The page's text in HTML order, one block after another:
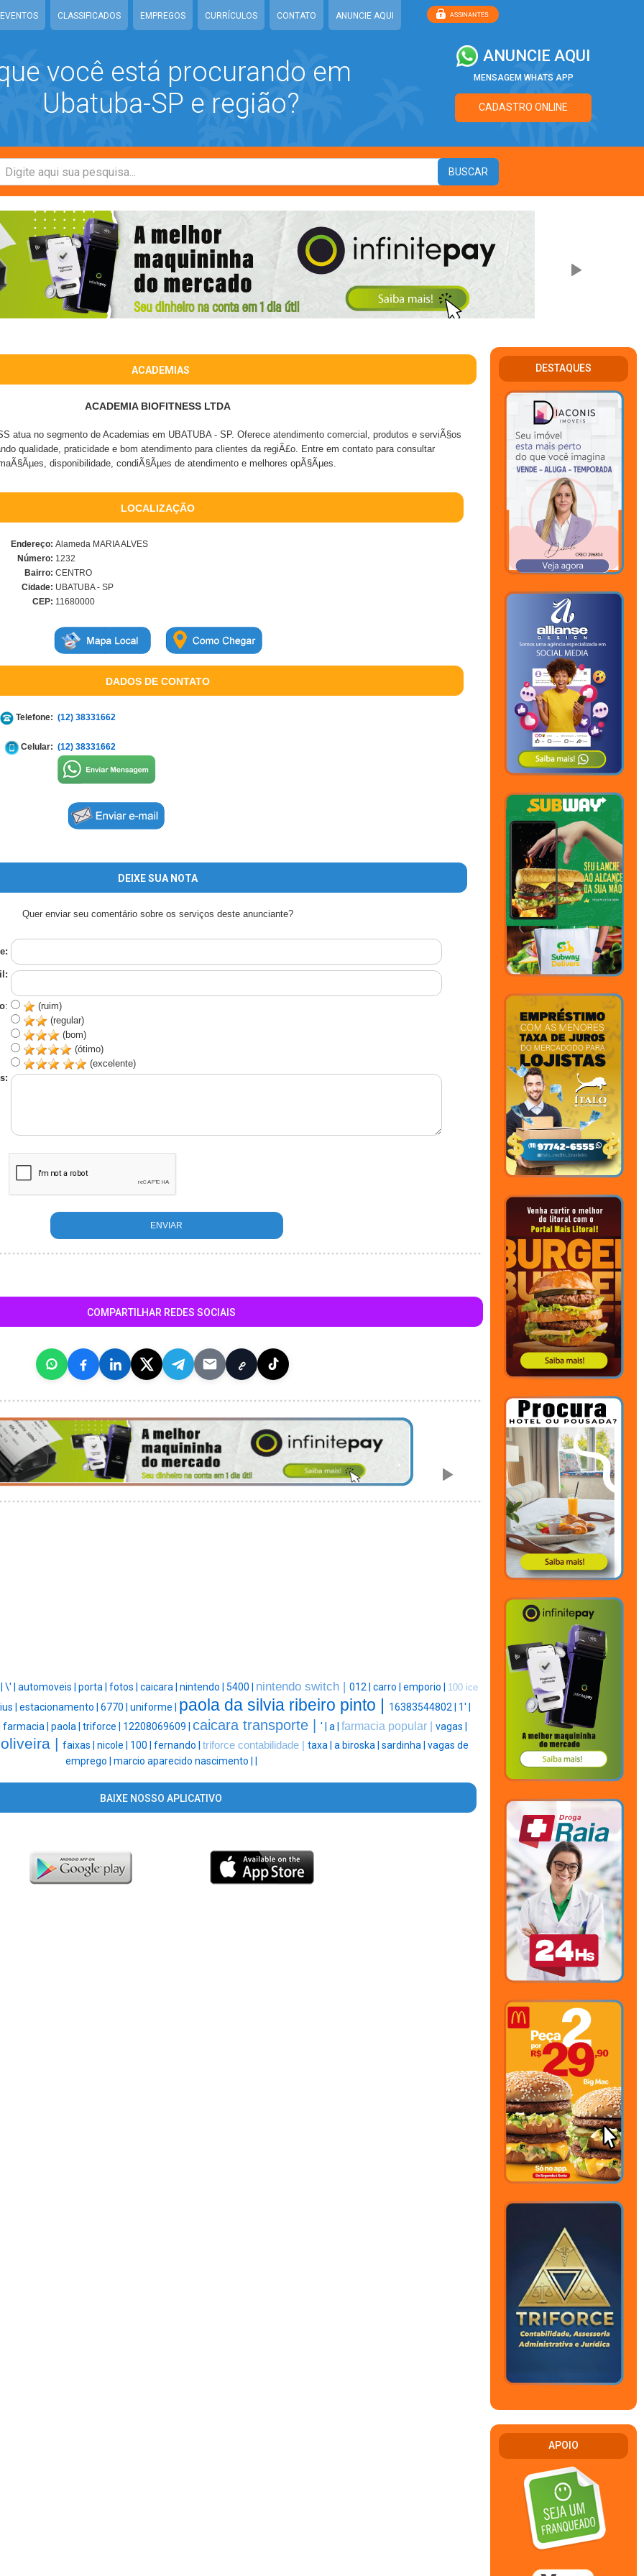
EVENTOS CLASSIFICADOS EMPREGOS CURRÍCULOS CONTATO ANUNCIE AQUI
você está procurando em
Ubatuba-SP e região?
ANUNCIE AQUI
MENSAGEM WHATS APP
CADASTRO ONLINE
ACADEMIAS
ACADEMIA BIOFITNESS LTDA
atua no segmento de Academias em UBATUBA - SP. Oferece atendimento comercial, produtos e serviÃ§os
qualidade, praticidade e bom atendimento para clientes da regiÃ£o. Entre em contato para consultar
disponibilidade, condiÃ§Ãµes de atendimento e melhores opÃ§Ãµes.
LOCALIZAÇÃO
Endereço: Alameda MARIA ALVES
Número: 1232
Bairro: CENTRO
Cidade: UBATUBA - SP
CEP: 11680000
DADOS DE CONTATO
Telefone: (12) 38331662
Celular: (12) 38331662
DEIXE SUA NOTA
Quer enviar seu comentário sobre os serviços deste anunciante?
:
(ruim)
(regular)
(bom)
(ótimo)
(excelente)
COMPARTILHAR REDES SOCIAIS
\' | automoveis | porta | fotos | caicara | nintendo | 5400 | nintendo switch | 012 | carro | emporio | 100 ice
| estacionamento | 6770 | uniforme | paola da silvia ribeiro pinto | 16383544802 | 1' |
farmacia | paola | triforce | 12208069609 | caicara transporte | ' | a | farmacia popular | vagas |
| faixas | nicole | 100 | fernando | triforce contabilidade | taxa | a biroska | sardinha | vagas de
emprego | marcio aparecido nascimento |
BAIXE NOSSO APLICATIVO
DESTAQUES
APOIO